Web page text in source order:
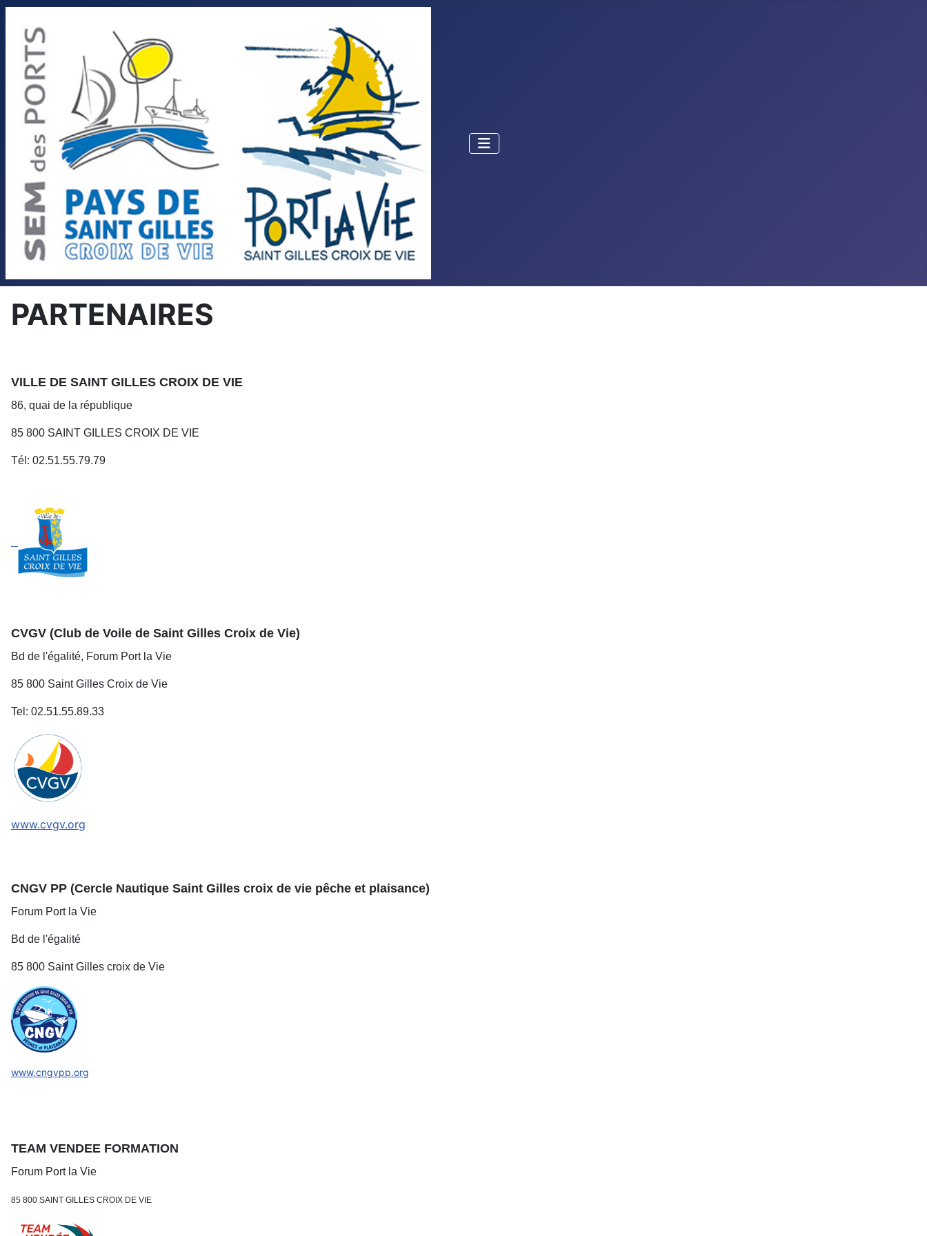
PARTENAIRES
VILLE DE SAINT GILLES CROIX DE VIE
86, quai de la république
85 800 SAINT GILLES CROIX DE VIE
Tél: 02.51.55.79.79
CVGV (Club de Voile de Saint Gilles Croix de Vie)
Bd de l'égalité, Forum Port la Vie
85 800 Saint Gilles Croix de Vie
Tel: 02.51.55.89.33
www.cvgv.org
CNGV PP (Cercle Nautique Saint Gilles croix de vie pêche et plaisance)
Forum Port la Vie
Bd de l'égalité
85 800 Saint Gilles croix de Vie
www.cngvpp.org
TEAM VENDEE FORMATION
Forum Port la Vie
85 800 SAINT GILLES CROIX DE VIE